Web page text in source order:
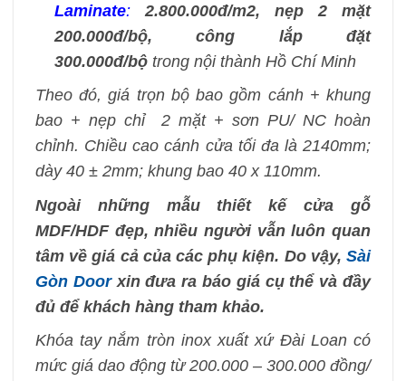
Laminate:
2.800.000đ/m2, nẹp 2 mặt
200.000đ/bộ, công lắp đặt
300.000đ/bộtrong nội thành Hồ Chí Minh
Theo đó, giá trọn bộ bao gồm cánh + khung
bao + nẹp chỉ 2 mặt + sơn PU/ NC hoàn
chỉnh. Chiều cao cánh cửa tối đa là 2140mm;
dày 40 ± 2mm; khung bao 40 x 110mm.
Ngoài những mẫu thiết kế cửa gỗ
MDF/HDF đẹp, nhiều người vẫn luôn quan
tâm về giá cả của các phụ kiện. Do vậy, Sài
Gòn Doorxin đưa ra báo giá cụ thể và đầy
đủ để khách hàng tham khảo.
Khóa tay nắm tròn inox xuất xứ Đài Loan có
mức giá dao động từ 200.000 – 300.000 đồng/